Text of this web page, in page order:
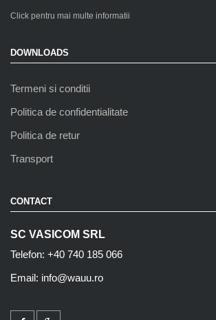
Click pentru mai multe informatii
DOWNLOADS
Termeni si conditii
Politica de confidentialitate
Politica de retur
Transport
CONTACT
SC VASICOM SRL
Telefon: +40 740 185 066
Email: info@wauu.ro